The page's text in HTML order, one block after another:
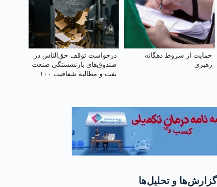
حمایت از شروط دهگانه
رهبری
درخواست توقف حق‌الناس در
صندوق‌های بازنشستگی صنعت
نفت و مطالبه شفافیت ۱۰۰
گزارش‌ها و تحلیل‌ها